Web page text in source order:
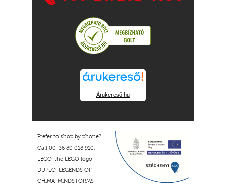
Árukereső.hu
Prefer to shop by phone?
Call 00-36 80 018 910.
LEGO, the LEGO logo,
DUPLO, LEGENDS OF
CHIMA, MINDSTORMS,